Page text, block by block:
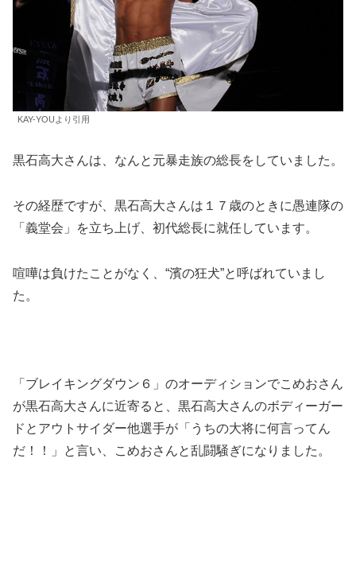
KAY-YOUより引用
黒石高大さんは、なんと元暴走族の総長をしていました。
その経歴ですが、黒石高大さんは１７歳のときに愚連隊の
「義堂会」を立ち上げ、初代総長に就任しています。
喧嘩は負けたことがなく、“濱の狂犬”と呼ばれていまし
た。
「ブレイキングダウン６」のオーディションでこめおさん
が黒石高大さんに近寄ると、黒石高大さんのボディーガー
ドとアウトサイダー他選手が「うちの大将に何言ってん
だ！！」と言い、こめおさんと乱闘騒ぎになりました。